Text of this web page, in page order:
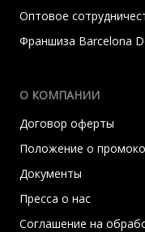
Оптовое
Франшиза Barcelona
О КОМПАНИИ
Договор оферты
Положение о
Документы
Пресса о нас
Соглашение на